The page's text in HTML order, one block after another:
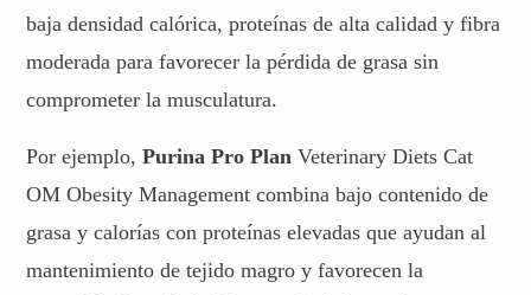
baja densidad calórica, proteínas de alta calidad y fibra
moderada para favorecer la pérdida de grasa sin
comprometer la musculatura.
Por ejemplo, Purina Pro Plan Veterinary Diets Cat
OM Obesity Management combina bajo contenido de
grasa y calorías con proteínas elevadas que ayudan al
mantenimiento de tejido magro y favorecen la